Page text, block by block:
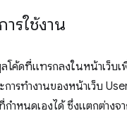
รใช้งาน
โค้ดที่แทรกลงในหน้าเว็บ
ารทำงานของหน้าเว็บ
ำหนดเองได้ ซึ่งแตกต่างจ